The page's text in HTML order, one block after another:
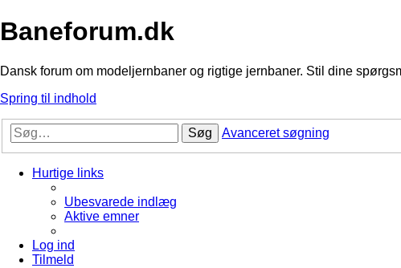
Baneforum.dk
Dansk forum om modeljernbaner og rigtige jernbaner. Stil dine
Spring til indhold
Søg Avanceret søgning
Hurtige links
Ubesvarede indlæg
Aktive emner
Log ind
Tilmeld